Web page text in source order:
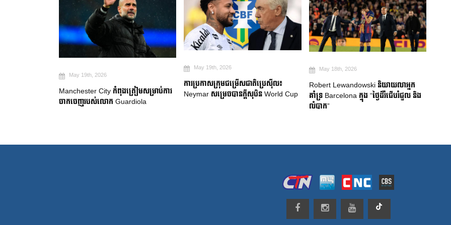
May 19th, 2026
Manchester City កំពុងត្រៀមសម្រាប់ការ
ចាកចេញរបស់លោក Guardiola
May 19th, 2026
ការប្រកាសក្រុមជម្រើសជាតិប្រេស៊ីល៖
Neymar សម្រេចបានក្តីសុបិន World Cup
May 18th, 2026
Robert Lewandowski និយាយលាអ្នក
គាំទ្រ Barcelona ក្នុង “ថ្ងៃដ៏រំជើបរំជួល និង
លំបាក”